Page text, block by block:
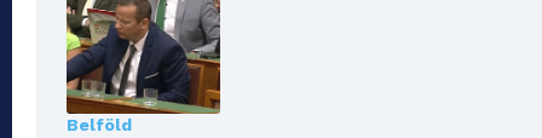
Belföld